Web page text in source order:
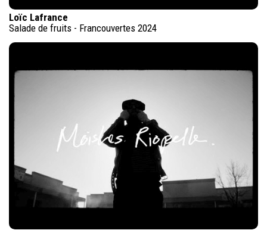
Loïc Lafrance
Salade de fruits - Francouvertes 2024